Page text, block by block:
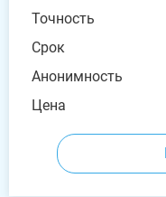
Точность
Срок
Анонимность
Цена